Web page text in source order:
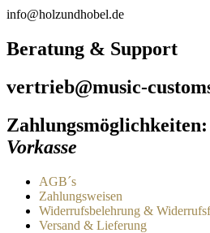
info@holzundhobel.de
Beratung & Support
vertrieb@music-
Zahlungsmöglichkeiten:
Vorkasse
AGB´s
Zahlungsweisen
Widerrufsbelehrung &
Versand & Lieferung